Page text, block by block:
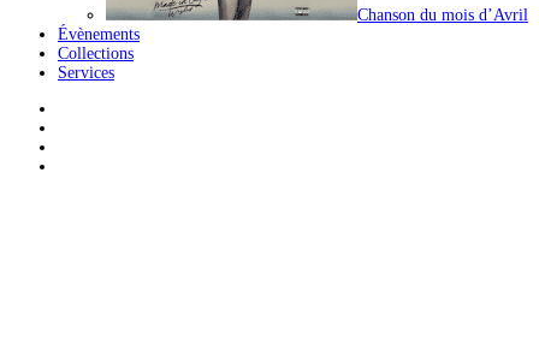
Chanson du mois d’Avril
Évènements
Collections
Services